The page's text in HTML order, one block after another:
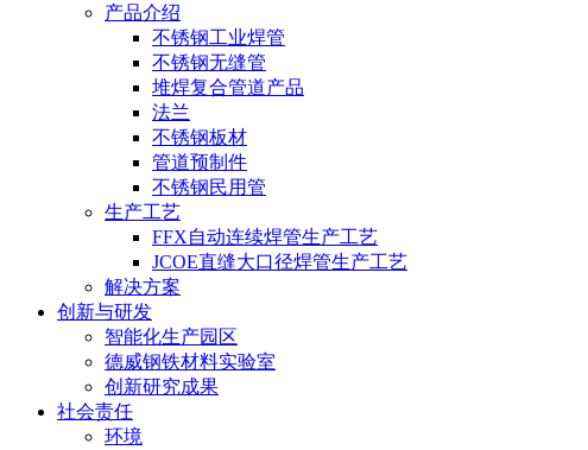
产品介绍
不锈钢工业焊管
不锈钢无缝管
堆焊复合管道产品
法兰
不锈钢板材
管道预制件
不锈钢民用管
生产工艺
FFX自动连续焊管生产工艺
JCOE直缝大口径焊管生产工艺
解决方案
创新与研发
智能化生产园区
德威钢铁材料实验室
创新研究成果
社会责任
环境